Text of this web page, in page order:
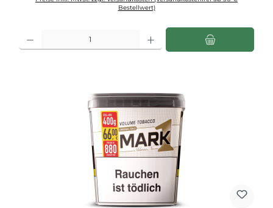
Bestellwert)
Produkt Anzahl: Gib den gewünschten Wert ein oder benutze die Schaltflächen